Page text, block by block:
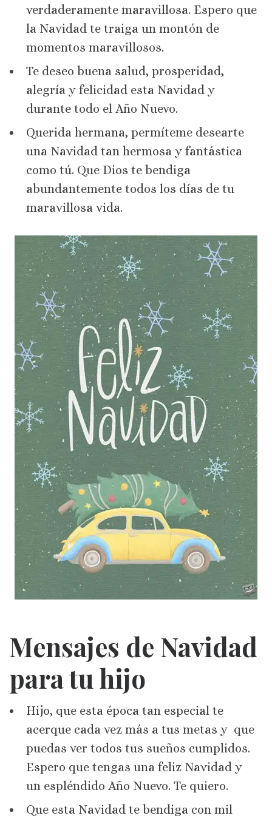
verdaderamente maravillosa. Espero que
la Navidad te traiga un montón de
momentos maravillosos.
Te deseo buena salud, prosperidad,
alegría y felicidad esta Navidad y
durante todo el Año Nuevo.
Querida hermana, permíteme desearte
una Navidad tan hermosa y fantástica
como tú. Que Dios te bendiga
abundantemente todos los días de tu
maravillosa vida.
Mensajes de Navidad
para tu hijo
Hijo, que esta época tan especial te
acerque cada vez más a tus metas y que
puedas ver todos tus sueños cumplidos.
Espero que tengas una feliz Navidad y
un espléndido Año Nuevo. Te quiero.
Que esta Navidad te bendiga con mil